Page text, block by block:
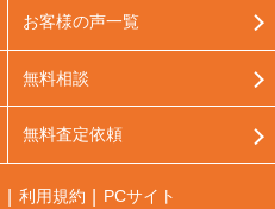
お客様の声一覧
無料相談
無料査定依頼
利用規約 PCサイト